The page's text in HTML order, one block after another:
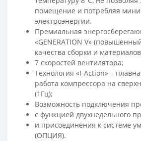
помещение и потребляя
электроэнергии.
Премиальная
«GENERATION V»
качества сборки и
7 скоростей вентилятора;
Технология «I-Action» –
работа компрессора на
(1Гц);
Возможность подключения
с функцией двухнедельного
и присоединения к системе
(ОПЦИЯ).